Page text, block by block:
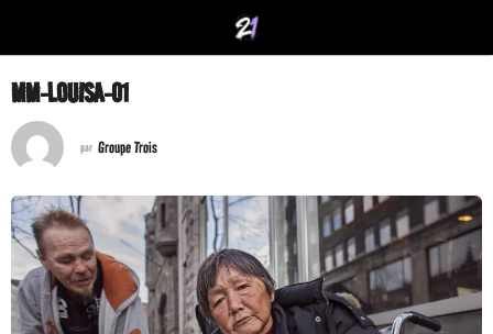
MM-LOUISA-01
par Groupe Trois